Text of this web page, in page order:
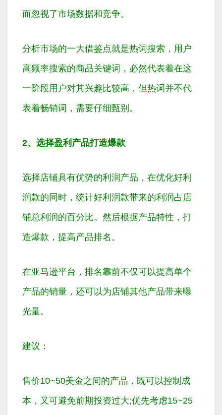
而忽视了市场数据和竞争。
分析市场的一大借鉴点就是热词搜索，用户
高频率搜索的商品关键词，必然代表着在这
一阶段用户对其兴趣比较高，但热词并不代
表着畅销词，需要仔细甄别。
2、选择盈利产品打造爆款
选择店铺具有优势的利润产品，在优化好利
润款的同时，统计好利润款带来的利润占店
铺总利润的百分比。然后根据产品特性，打
造爆款，提高产品排名。
在亚马逊平台，排名靠前不仅可以提高单个
产品的销量，还可以为店铺其他产品带来曝
光量。
建议：
售价10~50美金之间的产品，既可以控制成
本，又可避免前期投资过大;优先考虑15~25